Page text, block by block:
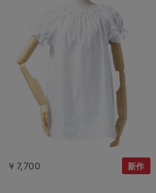
￥7,700 新作